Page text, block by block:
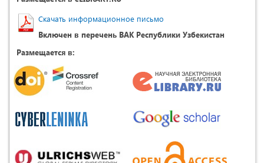
Скачать информационное письмо
Включен в перечень ВАК Республики Узбекистан
Размещается в: